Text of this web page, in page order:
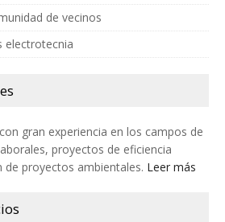
de vecinos
electrotecnia
gran experiencia en los campos de
proyectos de eficiencia
de proyectos ambientales. Leer más